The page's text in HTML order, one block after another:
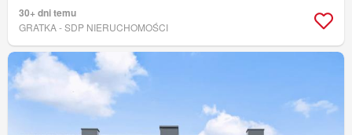
30+ dni temu
GRATKA - SDP NIERUCHOMOŚCI